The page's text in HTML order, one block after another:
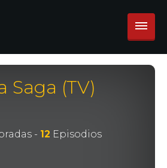
Saga (TV)
- 12 Episodios